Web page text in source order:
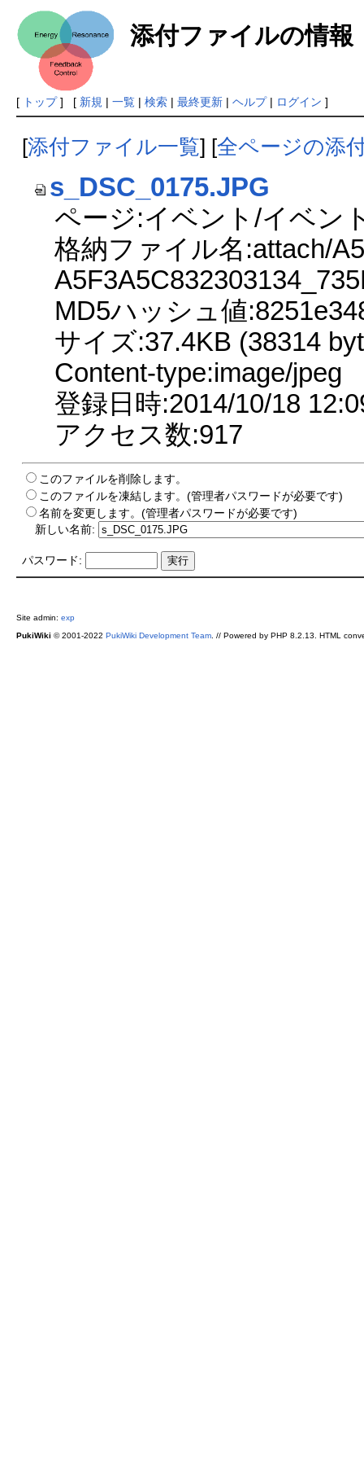
添付ファイルの情報
[ トップ] [ 新規 | 一覧| 検索| 最終更新| ヘルプ| ログイン ]
[添付ファイル一覧] [全ページの添
s_DSC_0175.JPG
ページ:イベント/イベン
格納ファイル名:attach/
MD5ハッシュ値
サイズ:37.4KB (38314
Content-type:image/jpeg
登録日時:2014/10/18
アクセス数:917
このファイルを削除します。
このファイルを凍結します。(管理者パスワードが必要です)
名前を変更します。(管理者パスワードが必要です)
新しい名前:
パスワード:
Site admin: exp
PukiWiki © 2001-2022 PukiWiki Development Team. // Powered by PHP 8.2.13. HTML